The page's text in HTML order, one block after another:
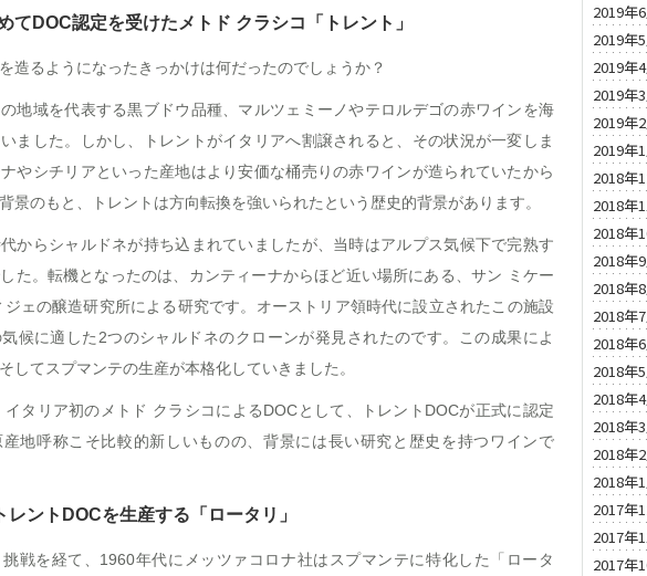
てDOC認定を受けたメトド クラシコ「トレント」
るようになったきっかけは何だったのでしょうか？
地域を代表する黒ブドウ品種、マルツェミーノやテロルデゴの赤ワインを海
ました。しかし、トレントがイタリアへ割譲されると、その状況が一変しま
やシチリアといった産地はより安価な桶売りの赤ワインが造られていたから
景のもと、トレントは方向転換を強いられたという歴史的背景があります。
からシャルドネが持ち込まれていましたが、当時はアルプス気候下で完熟す
た。転機となったのは、カンティーナからほど近い場所にある、サン ミケー
ジェの醸造研究所による研究です。オーストリア領時代に設立されたこの施設
候に適した2つのシャルドネのクローンが発見されたのです。この成果によ
してスプマンテの生産が本格化していきました。
イタリア初のメトド クラシコによるDOCとして、トレントDOCが正式に認定
産地呼称こそ比較的新しいものの、背景には長い研究と歴史を持つワインで
レントDOCを生産する「ロータリ」
戦を経て、1960年代にメッツァコロナ社はスプマンテに特化した「ロータ
2019年
2019年
2019年
2019年
2019年
2019年
2018年
2018年
2018年
2018年
2018年
2018年
2018年
2018年
2018年
2018年
2018年
2018年
2017年
2017年
2017年